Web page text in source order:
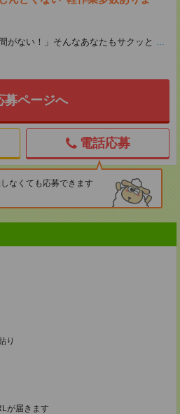
がない！」そんなあなたもサクッと ...
募ページへ
電話応募
なくても応募できます
り
が届きます